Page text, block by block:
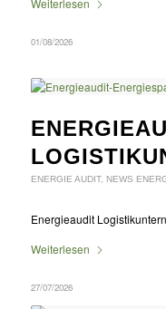
Weiterlesen
01/08/2026
ENERGIE AUDIT, NEWS
Energieaudit
Weiterlesen
27/07/2026